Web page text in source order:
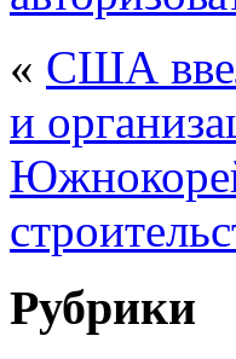
« США
и
Рубрики